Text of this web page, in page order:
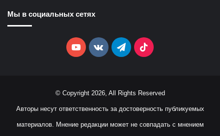
Мы в социальных сетях
YouTubevk.comTelegramTikTok
© Copyright 2026, All Rights Reserved
Авторы несут ответственность за достоверность публикуемых
материалов. Мнение редакции может не совпадать с мнением